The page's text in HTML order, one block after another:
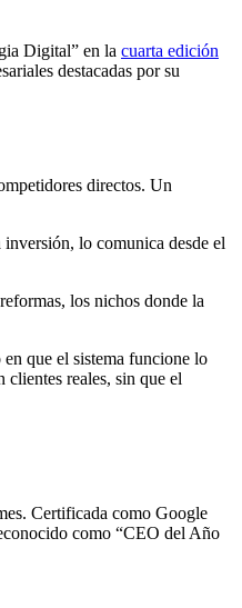
Digital” en la cuarta edición
destacadas por su
directos. Un
lo comunica desde el
los nichos donde la
que el sistema funcione lo
reales, sin que el
Certificada como Google
como “CEO del Año